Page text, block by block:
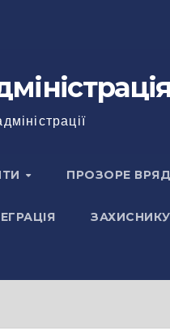
ПРОЗОРЕ